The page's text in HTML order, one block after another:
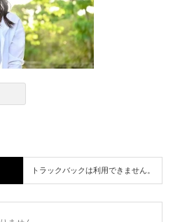
トラックバックは利用できません。